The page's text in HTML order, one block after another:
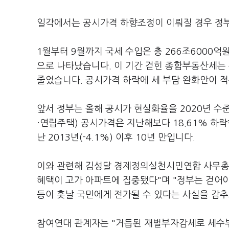
일각에서는 공시가격 하향조정이 이뤄질 경우
1월부터 9월까지 국세 수입은 총 266조6000
으로 나타났습니다. 이 기간 걷힌 종합부동산세
줄었습니다. 공시가격 하락에 세 부담 완화안이
앞서 정부는 올해 공시가 현실화율을 2020년 수
·연립주택) 공시가격은 지난해보다 18.61% 하
난 2013년(-4.1%) 이후 10년 만입니다.
이와 관련해 김성달 경제정의실천시민연합 사무
혜택이 고가 아파트에 집중됐다"며 "정부는 걷어
등이 훗날 국민에게 전가될 수 있다는 사실을 감
참여연대 관계자는 "거듭된 재벌부자감세로 세